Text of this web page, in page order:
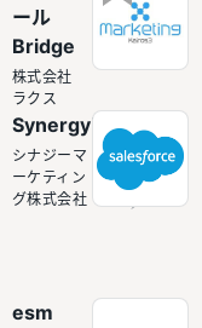
ール
Bridge
株式会社
ラクス
Synergy!
シナジーマ
ーケティン
グ株式会社
esm